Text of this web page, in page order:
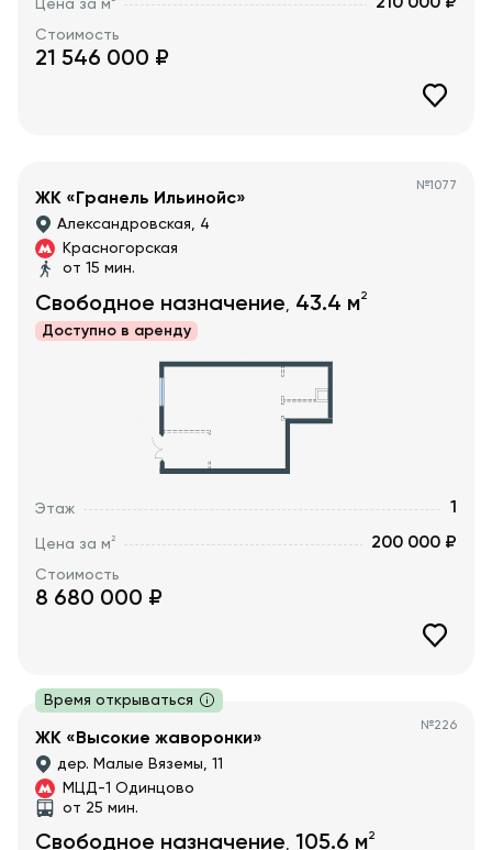
Цена за м
Стоимость
21 546 000 ₽
№1077
ЖК «Гранель Ильинойс»
Александровская, 4
Красногорская
от 15 мин.
Свободное назначение 43.4 м2
Доступно в аренду
Этаж 1
Цена за м2 200 000 ₽
Стоимость
8 680 000 ₽
Время открываться
№226
ЖК «Высокие жаворонки»
дер. Малые Вяземы, 11
МЦД-1 Одинцово
от 25 мин.
Свободное назначение, 105.6 м2